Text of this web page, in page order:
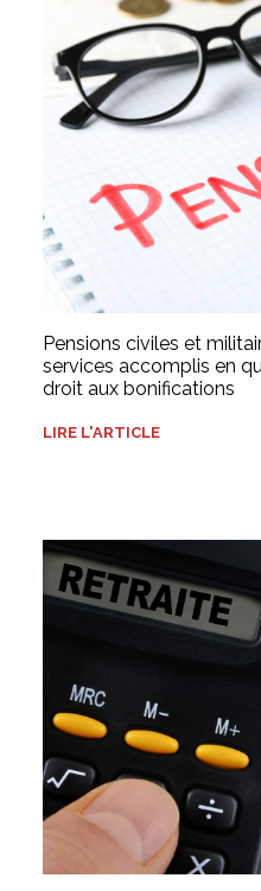
Pensions civiles et
services accomplis en
droit aux bonifications
LIRE L'ARTICLE